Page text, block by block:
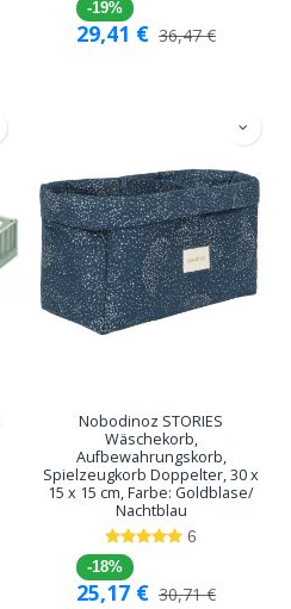
-19%
29,41 € 36,47€
Nobodinoz STORIES
Wäschekorb,
Aufbewahrungskorb,
Spielzeugkorb Doppelter, 30 x
15 x 15 cm, Farbe: Goldblase/
Nachtblau
6
-18%
25,17 € 30,71€